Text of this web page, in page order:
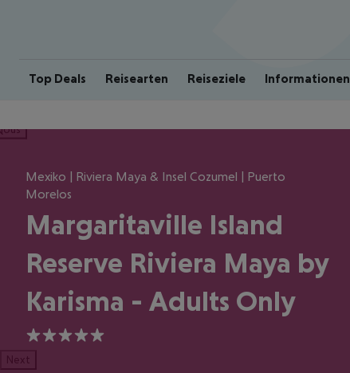
Top Deals Reisearten Reiseziele Informationen
Mexiko | Riviera Maya & Insel Cozumel | Puerto
Morelos
Margaritaville Island
Reserve Riviera Maya by
Karisma - Adults Only
5
Next